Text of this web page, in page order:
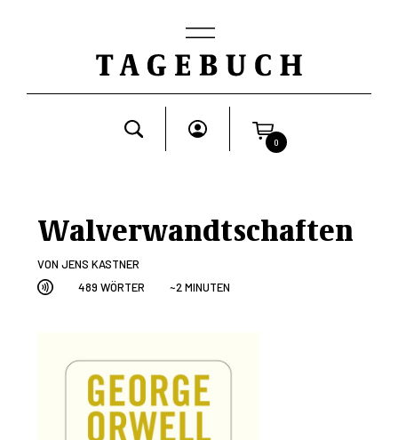
0
Walverwandtschaften
VON JENS KASTNER
489 WÖRTER
~2 MINUTEN